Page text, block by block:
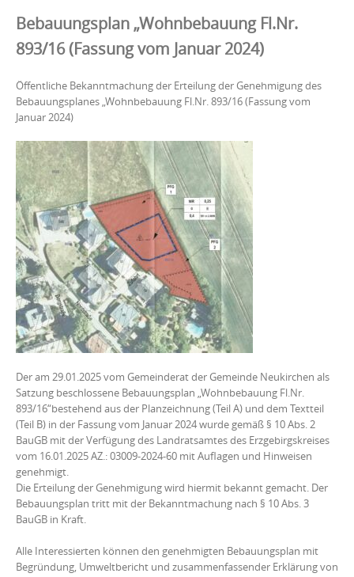
Bebauungsplan „Wohnbebauung Fl.Nr.
893/16 (Fassung vom Januar 2024)
Öffentliche Bekanntmachung der Erteilung der Genehmigung des
Bebauungsplanes „Wohnbebauung Fl.Nr. 893/16 (Fassung vom
Januar 2024)
Der am 29.01.2025 vom Gemeinderat der Gemeinde Neukirchen als
Satzung beschlossene Bebauungsplan „Wohnbebauung Fl.Nr.
893/16“bestehend aus der Planzeichnung (Teil A) und dem Textteil
(Teil B) in der Fassung vom Januar 2024 wurde gemäß § 10 Abs. 2
BauGB mit der Verfügung des Landratsamtes des Erzgebirgskreises
vom 16.01.2025 AZ.: 03009-2024-60 mit Auflagen und Hinweisen
genehmigt.
Die Erteilung der Genehmigung wird hiermit bekannt gemacht. Der
Bebauungsplan tritt mit der Bekanntmachung nach § 10 Abs. 3
BauGB in Kraft.
Alle Interessierten können den genehmigten Bebauungsplan mit
Begründung, Umweltbericht und zusammenfassender Erklärung von